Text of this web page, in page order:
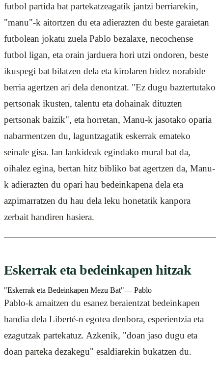
futbol partida bat partekatzeagatik jantzi berriarekin,
"manu"-k aitortzen du eta adierazten du beste garaietan
futbolean jokatu zuela Pablo bezalaxe, necochense
futbol ligan, eta orain jarduera hori utzi ondoren, beste
ikuspegi bat bilatzen dela eta kirolaren bidez norabide
berria agertzen ari dela denontzat. "Ez dugu baztertutako
pertsonak ikusten, talentu eta dohainak dituzten
pertsonak baizik", eta horretan, Manu-k jasotako oparia
nabarmentzen du, laguntzagatik eskerrak emateko
seinale gisa. Ian lankideak egindako mural bat da,
oihalez egina, bertan hitz bibliko bat agertzen da, Manu-
k adierazten du opari hau bedeinkapena dela eta
azpimarratzen du hau dela leku honetatik kanpora
zerbait handiren hasiera.
Eskerrak eta bedeinkapen hitzak
"Eskerrak eta Bedeinkapen Mezu Bat"— Pablo
Pablo-k amaitzen du esanez beraientzat bedeinkapen
handia dela Liberté-n egotea denbora, esperientzia eta
ezagutzak partekatuz. Azkenik, "doan jaso dugu eta
doan parteka dezakegu" esaldiarekin bukatzen du.